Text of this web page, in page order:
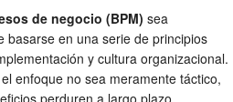
de negocio (BPM) sea
basarse en una serie de principios
y cultura organizacional.
enfoque no sea meramente táctico,
perduren a largo plazo.